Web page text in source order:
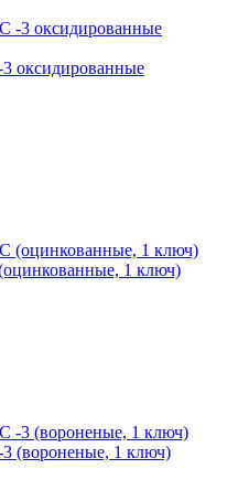
оксидированные
1 ключ)
(вороненые, 1 ключ)